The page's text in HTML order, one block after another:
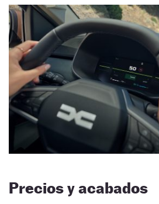
Precios y acabados